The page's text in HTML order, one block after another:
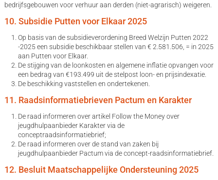
bedrijfsgebouwen voor verhuur aan derden (niet-agrarisch) weigeren.
10. Subsidie Putten voor Elkaar 2025
Op basis van de subsidieverordening Breed Welzijn Putten 2022
-2025 een subsidie beschikbaar stellen van € 2.581.506, = in 2025
aan Putten voor Elkaar.
De stijging van de loonkosten en algemene inflatie opvangen voor
een bedrag van €193.499 uit de stelpost loon- en prijsindexatie.
De beschikking vaststellen en ondertekenen.
11. Raadsinformatiebrieven Pactum en Karakter
De raad informeren over artikel Follow the Money over
jeugdhulpaanbieder Karakter via de
conceptraadsinformatiebrief;
De raad informeren over de stand van zaken bij
jeugdhulpaanbieder Pactum via de concept-raadsinformatiebrief.
12. Besluit Maatschappelijke Ondersteuning 2025